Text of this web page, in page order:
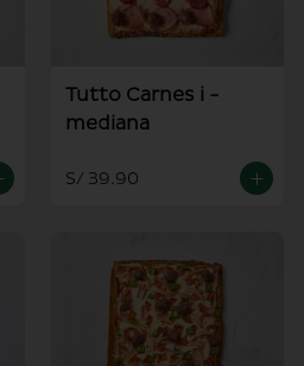
Tutto Carnes i -
mediana
S/ 39.90